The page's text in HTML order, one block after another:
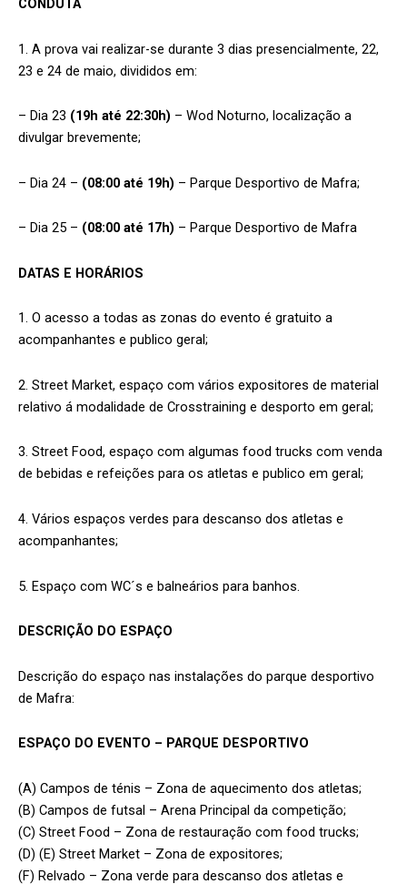
CONDUTA
1. A prova vai realizar-se durante 3 dias presencialmente, 22,
23 e 24 de maio, divididos em:
– Dia 23 (19h até 22:30h) – Wod Noturno, localização a
divulgar brevemente;
– Dia 24 – (08:00 até 19h) – Parque Desportivo de Mafra;
– Dia 25 – (08:00 até 17h) – Parque Desportivo de Mafra
DATAS E HORÁRIOS
1. O acesso a todas as zonas do evento é gratuito a
acompanhantes e publico geral;
2. Street Market, espaço com vários expositores de material
relativo á modalidade de Crosstraining e desporto em geral;
3. Street Food, espaço com algumas food trucks com venda
de bebidas e refeições para os atletas e publico em geral;
4. Vários espaços verdes para descanso dos atletas e
acompanhantes;
5. Espaço com WC´s e balneários para banhos.
DESCRIÇÃO DO ESPAÇO
Descrição do espaço nas instalações do parque desportivo
de Mafra:
ESPAÇO DO EVENTO – PARQUE DESPORTIVO
(A) Campos de ténis – Zona de aquecimento dos atletas;
(B) Campos de futsal – Arena Principal da competição;
(C) Street Food – Zona de restauração com food trucks;
(D) (E) Street Market – Zona de expositores;
(F) Relvado – Zona verde para descanso dos atletas e